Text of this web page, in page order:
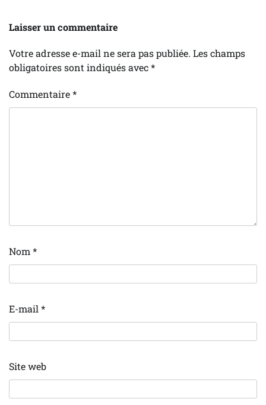
Laisser un commentaire
Votre adresse e-mail ne sera pas publiée. Les champs
obligatoires sont indiqués avec*
Commentaire*
Nom *
E-mail *
Site web